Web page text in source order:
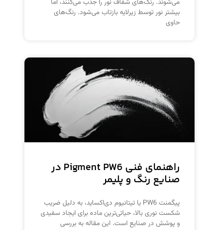
می‌شوند. رنگ‌های شفاف نور را جذب می‌کنند، اما
بیشتر نور توسط زیرلایه بازتاب می‌شود. رنگ‌های
حاوی
راهنمای فنی Pigment PW6 در
صنایع رنگ و پلیمر
پیگمنت PW6 یا تیتانیوم دی‌اکساید، به دلیل ضریب
شکست نوری بالا، حیاتی‌ترین ماده برای ایجاد سفیدی
و پوشش در صنایع است. این مقاله به بررسی